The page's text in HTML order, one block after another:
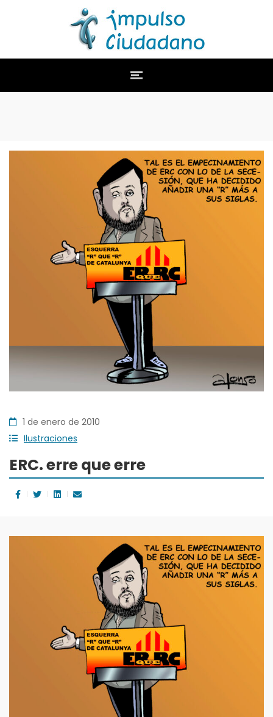
1 de enero de 2010
Ilustraciones
ERC. erre que erre